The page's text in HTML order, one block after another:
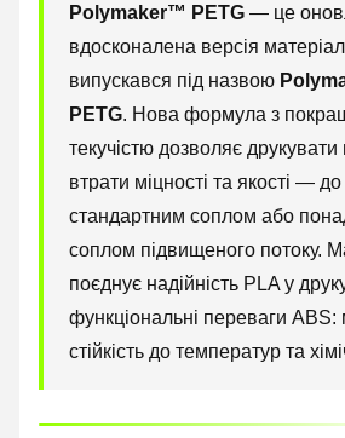
Polymaker™ PETG — це
вдосконалена версія
випускався під назвою
PETG. Нова формула з
текучістю дозволяє
втрати міцності та якості —
стандартним соплом або
соплом підвищеного потоку.
поєднує надійність PLA у
функціональні переваги ABS:
стійкість до температур та